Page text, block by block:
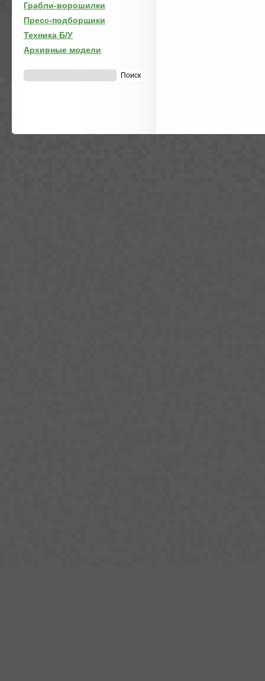
Грабли-ворошилки
Пресс-подборщики
Техника Б/У
Архивные модели